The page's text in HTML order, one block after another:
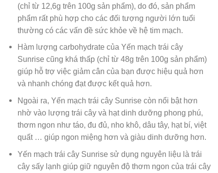
(chỉ từ 12,6g trên 100g sản phẩm), do đó, sản phẩm
phẩm rất phù hợp cho các đối tượng người lớn tuổi
thường có các vấn đề sức khỏe về hệ tim mạch.
Hàm lượng carbohydrate của Yến mạch trái cây
Sunrise cũng khá thấp (chỉ từ 48g trên 100g sản phẩm)
giúp hỗ trợ việc giảm cân của bạn được hiệu quả hơn
và nhanh chóng đạt được kết quả hơn.
Ngoài ra, Yến mạch trái cây Sunrise còn nổi bật hơn
nhờ vào lượng trái cây và hạt dinh dưỡng phong phú,
thơm ngon như táo, đu đủ, nho khô, dâu tây, hạt bí, việt
quất … giúp ngon miệng hơn và giàu dinh dưỡng hơn.
Yến mạch trái cây Sunrise sử dụng nguyên liệu là trái
cây sấy lạnh giúp giữ nguyên độ thơm ngon của trái cây